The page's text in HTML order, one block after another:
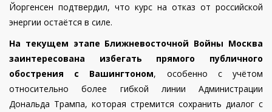
Йоргенсен подтвердил, что курс на отказ от российской
энергии остаётся в силе.
На текущем этапе Ближневосточной Войны Москва
заинтересована избегать прямого публичного
обострения с Вашингтоном, особенно с учётом
относительно более гибкой линии Администрации
Дональда Трампа, которая стремится сохранить диалог с